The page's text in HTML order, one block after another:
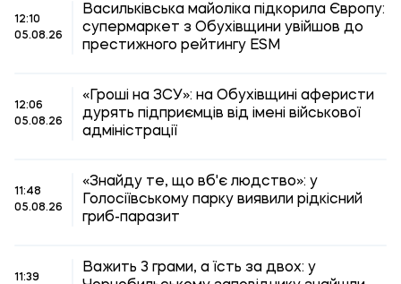
12:10
05.08.26
Васильківська майоліка підкорила Європу:
супермаркет з Обухівщини увійшов до
престижного рейтингу ESM
12:06
05.08.26
«Гроші на ЗСУ»: на Обухівщині аферисти
дурять підприємців від імені військової
адміністрації
11:48
05.08.26
«Знайду те, що вб'є людство»: у
Голосіївському парку виявили рідкісний
гриб-паразит
11:39
Важить 3 грами, а їсть за двох: у